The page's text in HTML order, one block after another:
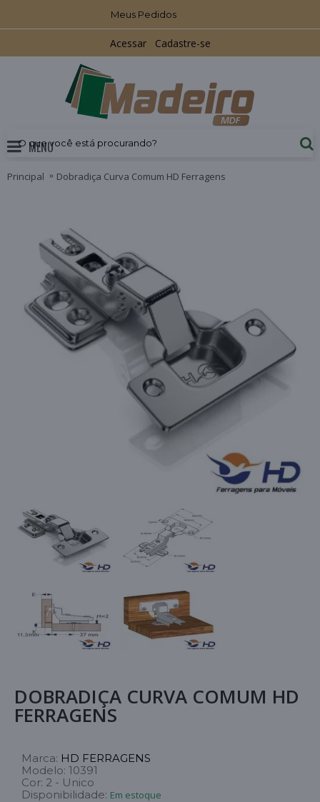
Meus Pedidos
Acessar Cadastre-se
MENU
Principal Dobradiça Curva Comum HD Ferragens
DOBRADIÇA CURVA COMUM HD
FERRAGENS
Marca: HD FERRAGENS
Modelo: 10391
Cor: 2 - Unico
Disponibilidade: Em estoque